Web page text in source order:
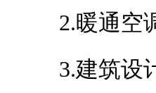
2.暖通空
3.建筑设